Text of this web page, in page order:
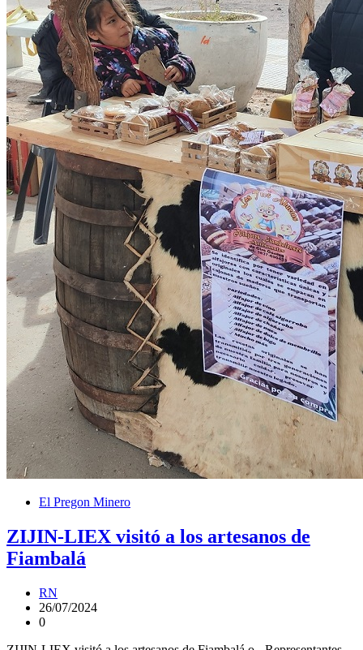
El Pregon Minero
ZIJIN-LIEX visitó a los artesanos de
Fiambalá
RN
26/07/2024
0